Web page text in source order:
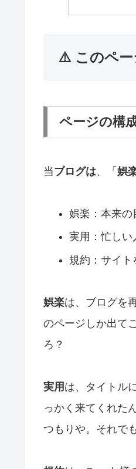
⚠️ このペー
ページの構
当ブログは、「 娯
娯楽：本来の
実用：忙しい
規約：サイト
娯楽は、ブログを
のページしか出て
ろ？
実用 は、タイトル
っかく来てくれた
つもりや。それで